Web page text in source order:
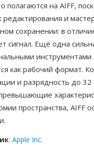
полагаются на AIFF,
редактирования и
сохранении: в
сигнал. Ещё одна
инструментами
как рабочий формат.
и разрядность до
пространства, AIFF
: Apple Inc.